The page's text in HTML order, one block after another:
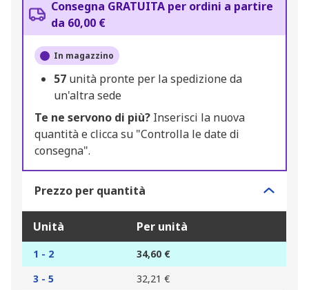
Consegna GRATUITA per ordini a partire
da 60,00 €
In magazzino
57 unità pronte per la spedizione da
un'altra sede
Te ne servono di più? Inserisci la nuova
quantità e clicca su "Controlla le date di
consegna".
Prezzo per quantità
Unità Per unità
1 - 2
34,60 €
3 - 5
32,21 €